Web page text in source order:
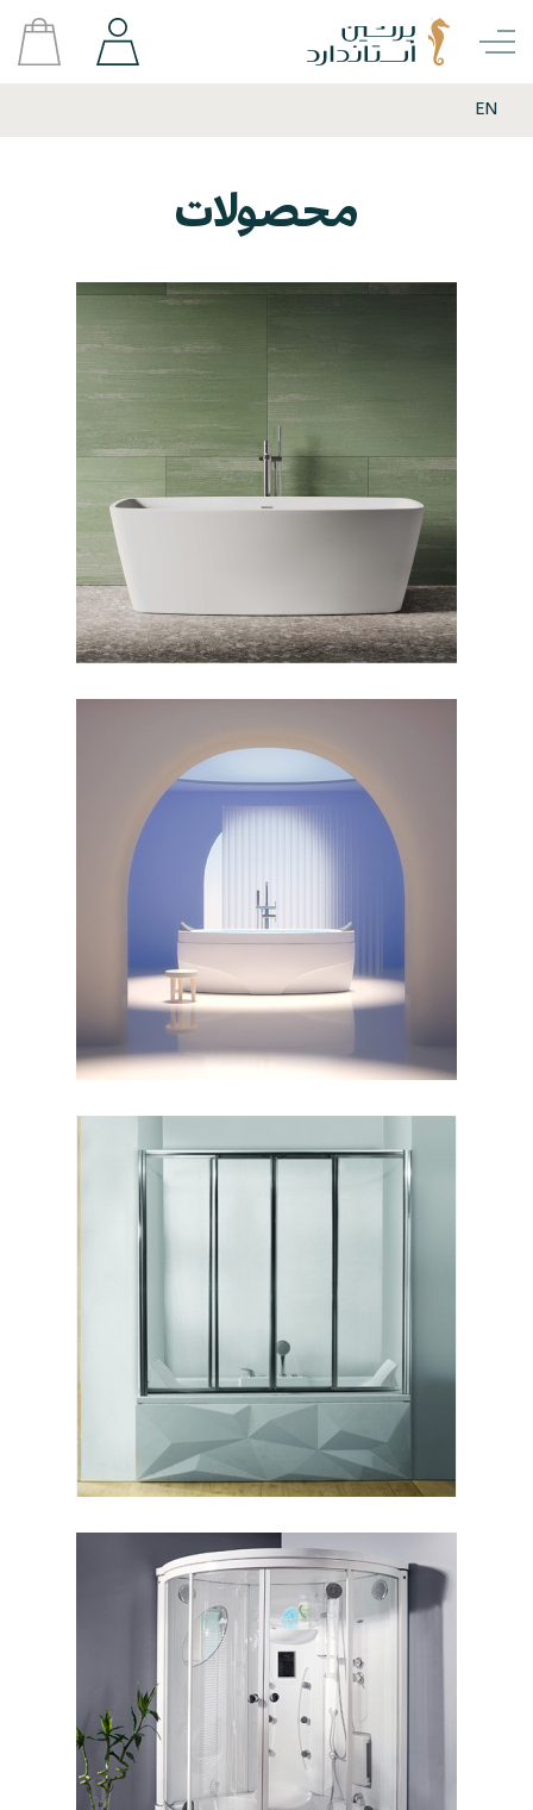
EN
محصولات